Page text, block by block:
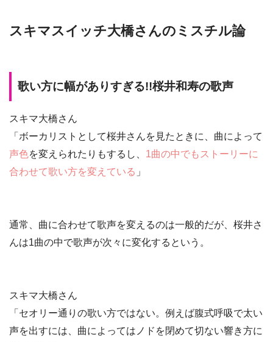
スキマスイッチ大橋さんのミスチル論
歌い方に幅がありすぎる!!桜井和寿の歌声
スキマ大橋さん
「ボーカリストとして桜井さんを見たときに、曲によって
声色を変えられたりもするし、 1曲の中でもストーリーに
合わせて歌い方を変えている 」
通常、曲に合わせて歌声を変えるのは一般的だが、桜井さ
んは1曲の中で歌声が次々に変化する という。
スキマ大橋さん
「セオリー通りの歌い方ではない。例えば腹式呼吸で太い
声を出すには、曲によっては ノドを閉めて切ない響き方に